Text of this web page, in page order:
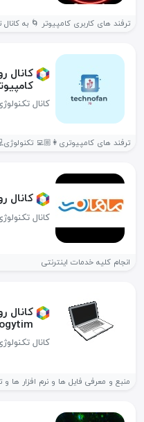
ترفند های کاربری کامپیوتر 🌀 به
کانال
کانال
کانال
کانال
انجام کلیه خدمات اینترنتی
کانال
کانال
منبع و معرفی فایل ها و نرم افزار ها